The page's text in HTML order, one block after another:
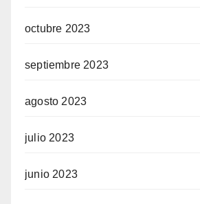
octubre 2023
septiembre 2023
agosto 2023
julio 2023
junio 2023